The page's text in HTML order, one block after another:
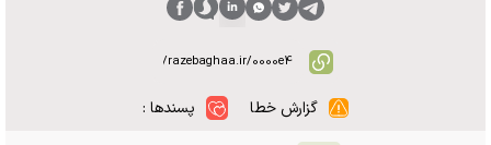
گزارش خطا پسندها :